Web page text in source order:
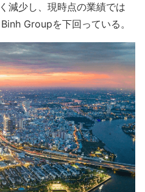
減少し、現時点の業績では
Groupを下回っている。